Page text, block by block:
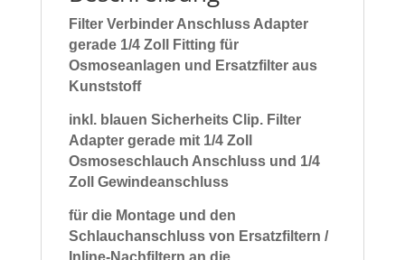
Filter Verbinder Anschluss Adapter
gerade 1/4 Zoll Fitting für
Osmoseanlagen und Ersatzfilter aus
Kunststoff
inkl. blauen Sicherheits Clip. Filter
Adapter gerade mit 1/4 Zoll
Osmoseschlauch Anschluss und 1/4
Zoll Gewindeanschluss
für die Montage und den
Schlauchanschluss von Ersatzfiltern /
Inline-Nachfiltern an die